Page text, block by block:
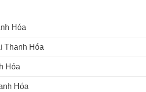
Hóa
Thanh Hóa
Hóa
Hóa